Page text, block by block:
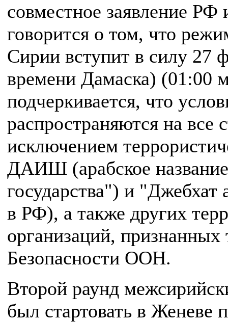
совместное заявление
говорится о том, что
Сирии вступит в силу 27
времени Дамаска) (01:00
подчеркивается, что
распространяются на все
исключением
ДАИШ (арабское
государства") и
в РФ), а также других
организаций,
Безопасности ООН.
Второй раунд
был стартовать в